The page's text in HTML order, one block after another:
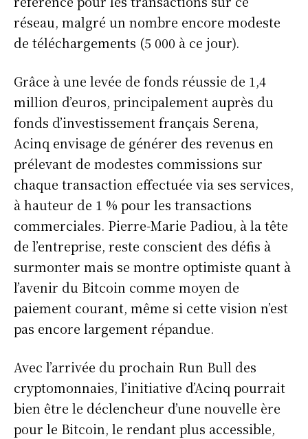
S'ABONNER
Info Du Net
S’abonner pour plus de contenus
Mon compte
Afrique
Amériques
Europe
Asie
réseau, malgré un nombre encore modeste
de téléchargements (5 000 à ce jour).
Grâce à une levée de fonds réussie de 1,4
million d’euros, principalement auprès du
fonds d’investissement français Serena,
Acinq envisage de générer des revenus en
prélevant de modestes commissions sur
chaque transaction effectuée via ses services,
à hauteur de 1 % pour les transactions
commerciales. Pierre-Marie Padiou, à la tête
de l’entreprise, reste conscient des défis à
surmonter mais se montre optimiste quant à
l’avenir du Bitcoin comme moyen de
paiement courant, même si cette vision n’est
pas encore largement répandue.
Avec l’arrivée du prochain Run Bull des
cryptomonnaies, l’initiative d’Acinq pourrait
bien être le déclencheur d’une nouvelle ère
pour le Bitcoin, le rendant plus accessible,